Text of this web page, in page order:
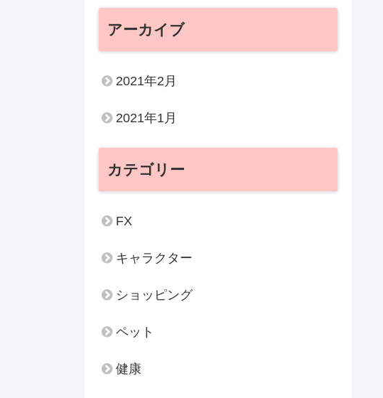
アーカイブ
2021年2月
2021年1月
カテゴリー
FX
キャラクター
ショッピング
ペット
健康